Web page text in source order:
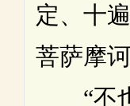
定、十
菩萨摩
“不也